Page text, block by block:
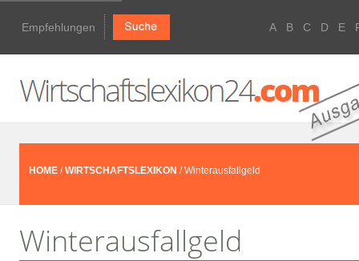
Empfehlungen A B C D E
HOME /WIRTSCHAFTSLEXIKON / Winterausfallgeld
Winterausfallgeld